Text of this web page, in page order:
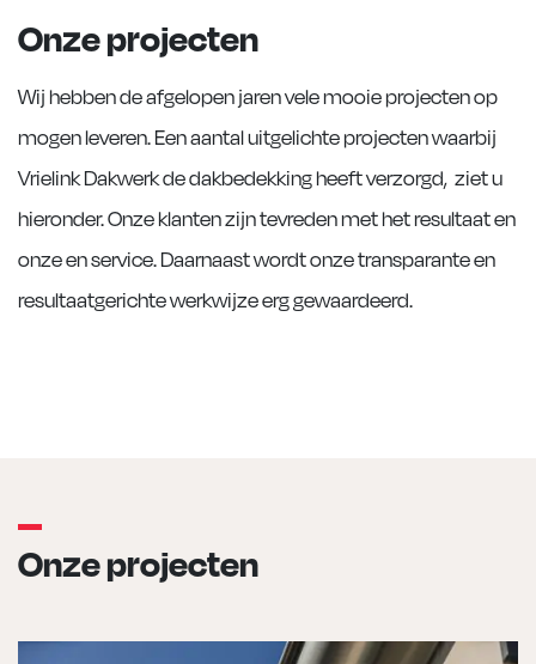
Onze projecten
Wij hebben de afgelopen jaren vele mooie projecten op
mogen leveren. Een aantal uitgelichte projecten waarbij
Vrielink Dakwerk de dakbedekking heeft verzorgd, ziet u
hieronder. Onze klanten zijn tevreden met het resultaat en
onze en service. Daarnaast wordt onze transparante en
resultaatgerichte werkwijze erg gewaardeerd.
Onze projecten